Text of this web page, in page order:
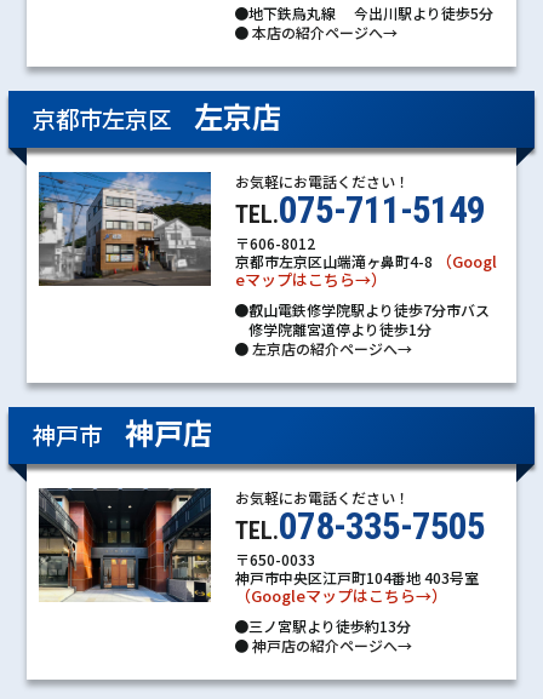
●地下鉄烏丸線 今出川駅より徒歩5分
●本店の紹介ページへ→
京都市左京区 左京店
お気軽にお電話ください！
TEL.075-711-5149
〒606-8012
京都市左京区山端滝ヶ鼻町4-8
（Googl
eマップはこちら→）
●叡山電鉄修学院駅より徒歩7分市バス
修学院離宮道停より徒歩1分
●左京店の紹介ページへ→
神戸市 神戸店
お気軽にお電話ください！
TEL.078-335-7505
〒650-0033
神戸市中央区江戸町104番地 403号室
（Googleマップはこちら→）
●三ノ宮駅より徒歩約13分
●神戸店の紹介ページへ→